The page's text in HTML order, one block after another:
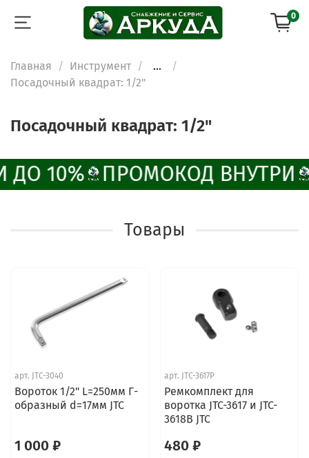
0
Главная Инструмент
...
Посадочный квадрат: 1/2"
Посадочный квадрат: 1/2"
ДО 10% ПРОМОКОД ВНУТРИ
Товары
арт. JTC-3040
Вороток 1/2" L=250мм Г-
образный d=17мм JTC
1 000 ₽
арт. JTC-3617P
Ремкомплект для
воротка JTC-3617 и JTC-
3618B JTC
480 ₽